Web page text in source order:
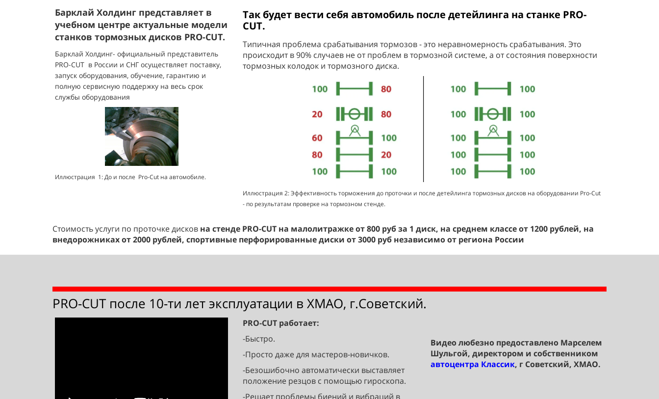
Барклай Холдинг представляет в
учебном центре актуальные модели
станков тормозных дисков PRO-CUT.
Барклай Холдинг- официальный представитель
PRO-CUT в России и СНГ осуществляет поставку,
запуск оборудования, обучение, гарантию и
полную сервисную поддержку на весь срок
службы оборудования
Иллюстрация 1: До и после Pro-Cut на автомобиле.
Так будет вести себя автомобиль после детейлинга на станке PRO-
CUT.
Типичная проблема срабатывания тормозов - это неравномерность срабатывания. Это
происходит в 90% случаев не от проблем в тормозной системе, а от состояния поверхности
тормозных колодок и тормозного диска.
Иллюстрация 2: Эффективность торможения до проточки и после детейлинга тормозных дисков на оборудовании Pro-Cut
- по результатам проверке на тормозном стенде.
Стоимость услуги по проточке дисков на стенде PRO-CUT на малолитражке от 800 руб за 1 диск, на среднем классе от 1200 рублей, на
внедорожниках от 2000 рублей, спортивные перфорированные диски от 3000 руб независимо от региона России
PRO-CUT после 10-ти лет эксплуатации в ХМАО, г.Советский.
PRO-CUT работает:
-Быстро.
-Просто даже для мастеров-новичков.
-Безошибочно автоматически выставляет
положение резцов с помощью гироскопа.
-Решает проблемы биений и вибраций в
Видео любезно предоставлено Марселем
Шульгой, директором и собственником
автоцентра Классик, г Советский, ХМАО.